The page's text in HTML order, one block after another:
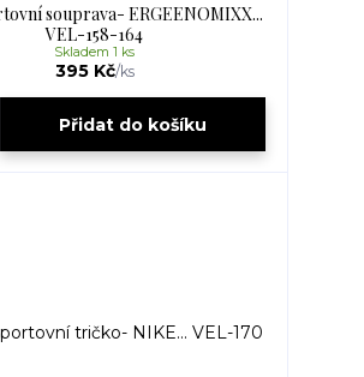
souprava- ERGEENOMIXX...
VEL-158-164
395 Kč/ks
Skladem 1 ks
Přidat do košíku